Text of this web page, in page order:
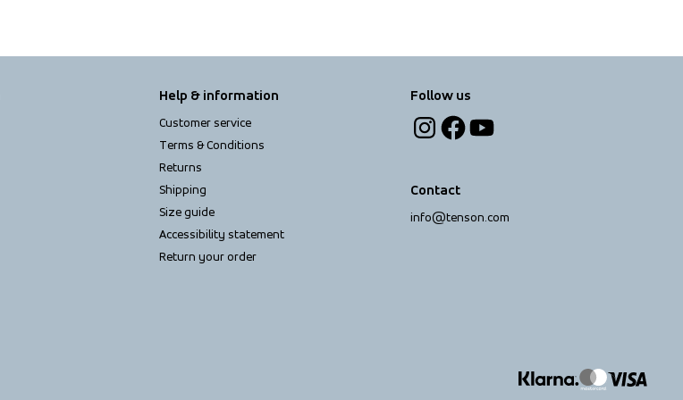
Help & information
Customer service
Terms & Conditions
Returns
Shipping
Size guide
Accessibility statement
Return your order
Follow us
Contact
info@tenson.com